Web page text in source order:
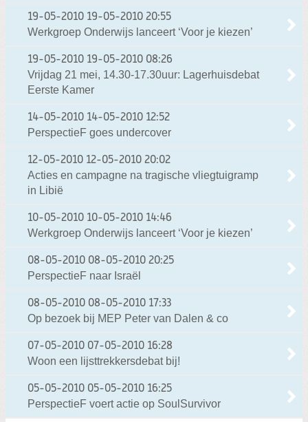
19-05-2010 19-05-2010 20:55
Werkgroep Onderwijs lanceert ‘Voor je kiezen’
19-05-2010 19-05-2010 08:26
Vrijdag 21 mei, 14.30-17.30uur: Lagerhuisdebat
Eerste Kamer
14-05-2010 14-05-2010 12:52
PerspectieF goes undercover
12-05-2010 12-05-2010 20:02
Acties en campagne na tragische vliegtuigramp
in Libië
10-05-2010 10-05-2010 14:46
Werkgroep Onderwijs lanceert ‘Voor je kiezen’
08-05-2010 08-05-2010 20:25
PerspectieF naar Israël
08-05-2010 08-05-2010 17:33
Op bezoek bij MEP Peter van Dalen & co
07-05-2010 07-05-2010 16:28
Woon een lijsttrekkersdebat bij!
05-05-2010 05-05-2010 16:25
PerspectieF voert actie op SoulSurvivor